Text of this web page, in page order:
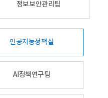
정보보안관리팀
인공지능정책실
AI정책연구팀